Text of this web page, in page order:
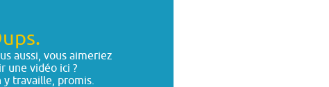
aussi, vous aimeriez
une vidéo ici ?
y travaille, promis.